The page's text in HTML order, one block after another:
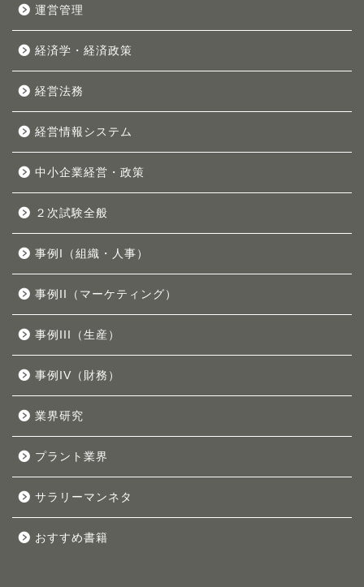
運営管理
経済学・経済政策
経営法務
経営情報システム
中小企業経営・政策
２次試験全般
事例I（組織・人事）
事例II（マーケティング）
事例III（生産）
事例IV（財務）
業界研究
プラント業界
サラリーマンネタ
おすすめ書籍